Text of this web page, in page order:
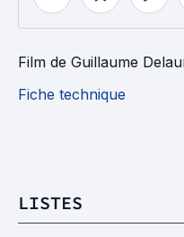
Film de Guillaume
Fiche technique
LISTES